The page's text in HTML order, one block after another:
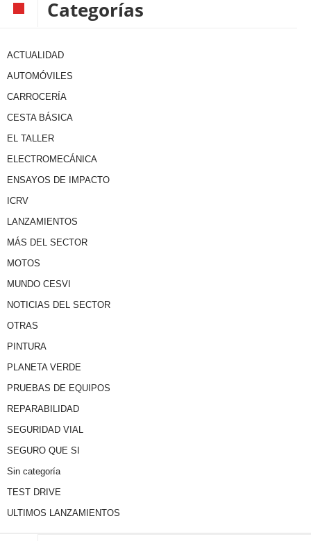
Categorías
ACTUALIDAD
AUTOMÓVILES
CARROCERÍA
CESTA BÁSICA
EL TALLER
ELECTROMECÁNICA
ENSAYOS DE IMPACTO
ICRV
LANZAMIENTOS
MÁS DEL SECTOR
MOTOS
MUNDO CESVI
NOTICIAS DEL SECTOR
OTRAS
PINTURA
PLANETA VERDE
PRUEBAS DE EQUIPOS
REPARABILIDAD
SEGURIDAD VIAL
SEGURO QUE SI
Sin categoría
TEST DRIVE
ULTIMOS LANZAMIENTOS